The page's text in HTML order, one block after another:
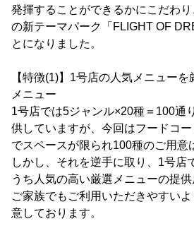
発揮することができるかにこだわ
の新テーマパーク「FLIGHT OF
とになりました。
【特徴(1)】1号店の人気メニュー
メニュー
1号店では5ジャンル×20種＝100通
供していますが、今回はフードコ
でスペースが限られ100種のご用意
しかし、それを逆手に取り、1号店
うち人気の高い厳選メニューの提供
ご家族でもご利用いただきやすい
意しております。